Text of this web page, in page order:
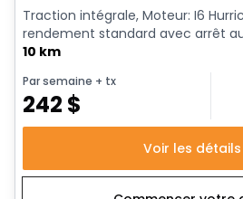
Traction intégrale, Moteur: I6
rendement standard avec arrêt
10 km
Par semaine + tx
242 $
Voir les détails